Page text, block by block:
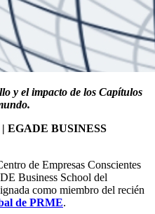
y el impacto de los Capítulos
EGADE BUSINESS
de Empresas Conscientes
Business School del
como miembro del recién
de PRME.